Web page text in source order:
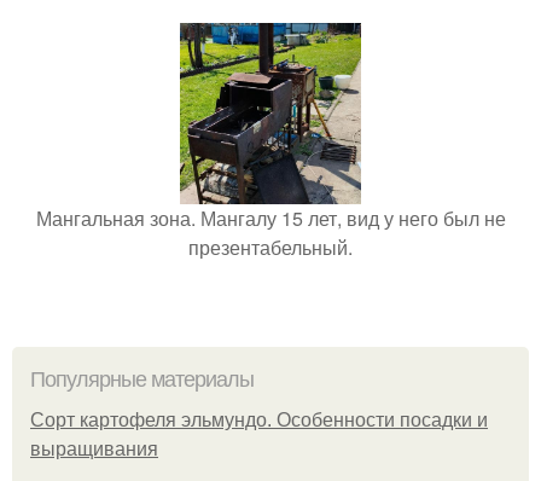
Мангальная зона. Мангалу 15 лет, вид у него был не
презентабельный.
Популярные материалы
Сорт картофеля эльмундо. Особенности посадки и
выращивания